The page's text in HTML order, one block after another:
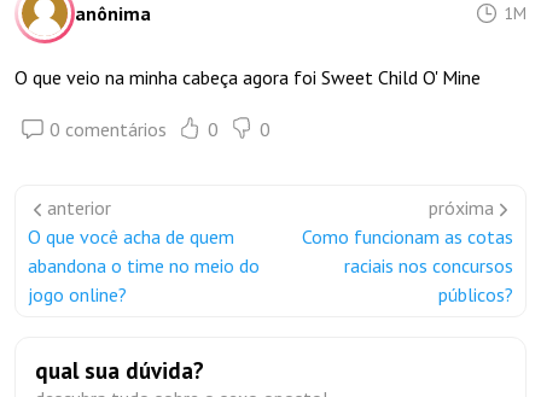
anônima 1M
O que veio na minha cabeça agora foi Sweet Child O' Mine
0 comentários 0 0
anterior
O que você acha de quem
abandona o time no meio do
jogo online?
próxima
Como funcionam as cotas
raciais nos concursos
públicos?
qual sua dúvida?